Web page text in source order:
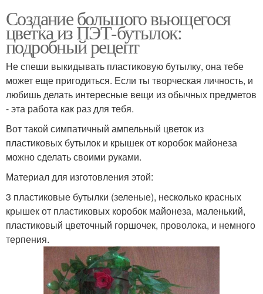
Создание большого вьющегося
цветка из ПЭТ-бутылок:
подробный рецепт
Не спеши выкидывать пластиковую бутылку, она тебе
может еще пригодиться. Если ты творческая личность, и
любишь делать интересные вещи из обычных предметов
- эта работа как раз для тебя.
Вот такой симпатичный ампельный цветок из
пластиковых бутылок и крышек от коробок майонеза
можно сделать своими руками.
Материал для изготовления этой:
3 пластиковые бутылки (зеленые), несколько красных
крышек от пластиковых коробок майонеза, маленький,
пластиковый цветочный горшочек, проволока, и немного
терпения.